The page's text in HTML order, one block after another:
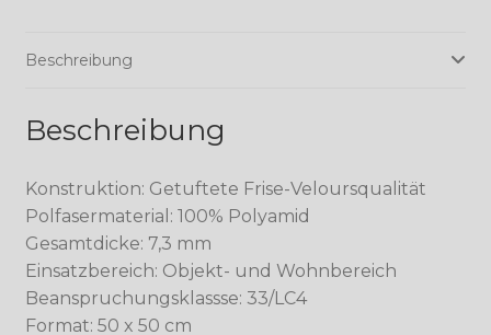
Beschreibung
Beschreibung
Konstruktion: Getuftete Frise-Veloursqualität
Polfasermaterial: 100% Polyamid
Gesamtdicke: 7,3 mm
Einsatzbereich: Objekt- und Wohnbereich
Beanspruchungsklassse: 33/LC4
Format: 50 x 50 cm